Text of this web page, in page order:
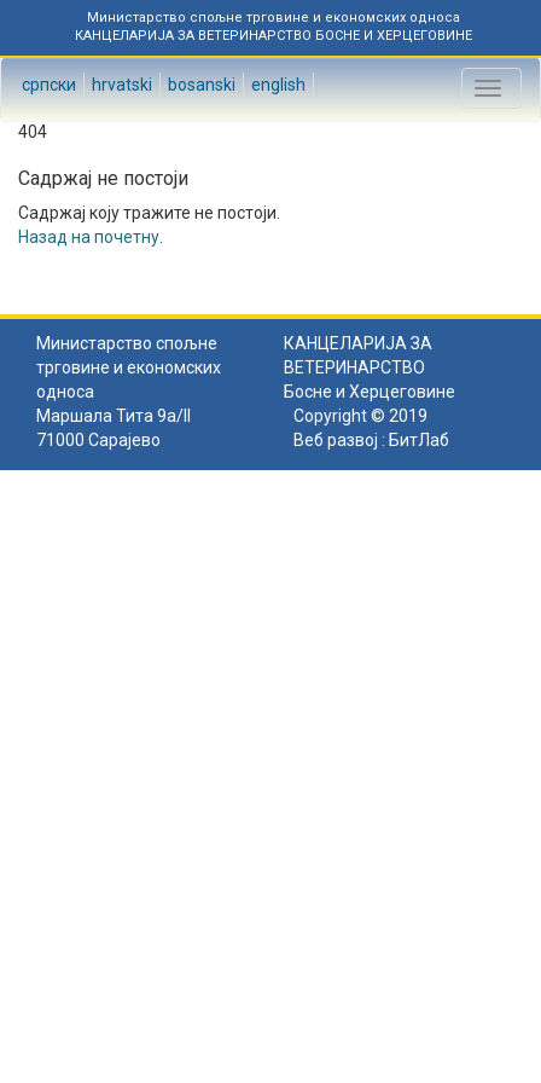
Министарство спољне трговине и економских односа
КАНЦЕЛАРИЈА ЗА ВЕТЕРИНАРСТВО БОСНЕ И ХЕРЦЕГОВИНЕ
српски hrvatski bosanski english
Toggle
404
Садржај не постоји
Садржај коју тражите не постоји.
Назад на почетну
Министарство спољне
трговине и економских
односа
КАНЦЕЛАРИЈА ЗА
ВЕТЕРИНАРСТВО
Босне и Херцеговине
Маршала Тита 9а/II
71000 Сарајево
Copyright © 2019
Веб развој : БитЛаб